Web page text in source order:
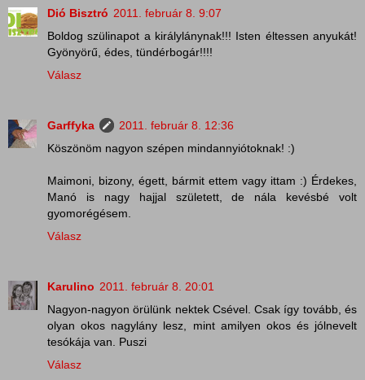
Dió Bisztró 2011. február 8. 9:07
Boldog szülinapot a királylánynak!!! Isten éltessen anyukát!
Gyönyörű, édes, tündérbogár!!!!
Válasz
Garffyka
2011. február 8. 12:36
Köszönöm nagyon szépen mindannyiótoknak! :)
Maimoni, bizony, égett, bármit ettem vagy ittam :) Érdekes,
Manó is nagy hajjal született, de nála kevésbé volt
gyomorégésem.
Válasz
Karulino 2011. február 8. 20:01
Nagyon-nagyon örülünk nektek Csével. Csak így tovább, és
olyan okos nagylány lesz, mint amilyen okos és jólnevelt
tesókája van. Puszi
Válasz